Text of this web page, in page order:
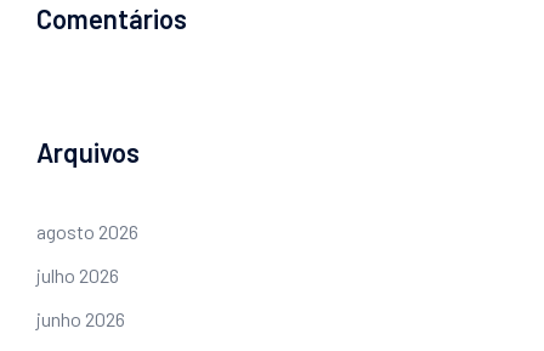
Comentários
Arquivos
agosto 2026
julho 2026
junho 2026